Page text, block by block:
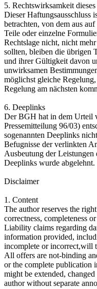
5. Rechtswirksamkeit
Dieser Haftungsausschluss
betrachten, von dem aus
Teile oder einzelne
Rechtslage nicht, nicht
sollten, bleiben die übrigen
und ihrer Gültigkeit davon
unwirksamen
möglichst gleiche
Regelung am nächsten
6. Deeplinks
Der BGH hat in dem Urteil
Pressemitteilung 96/03)
sogenannten Deeplinks
Befugnisse der verlinkten
Ausbeutung der Leistungen
Deeplinks wurde abgelehnt.
Disclaimer
1. Content
The author reserves the
correctness, completeness
Liability claims regarding
information provided,
incomplete or incorrect,will
All offers are not-binding
or the complete publication
might be extended,
author without separate